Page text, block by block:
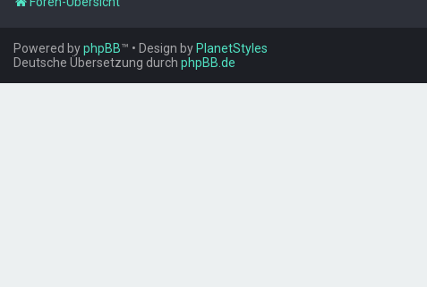
Powered byphpBB™ • Design by PlanetStyles
Deutsche Übersetzung durch phpBB.de